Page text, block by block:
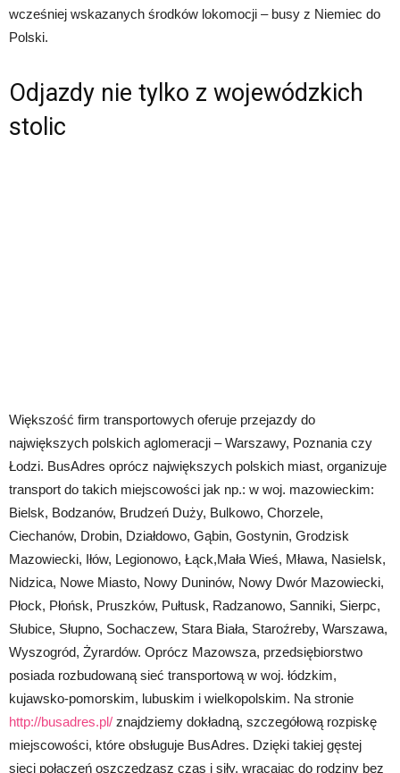
wcześniej wskazanych środków lokomocji – busy z Niemiec do
Polski.
Odjazdy nie tylko z wojewódzkich
stolic
Większość firm transportowych oferuje przejazdy do
największych polskich aglomeracji – Warszawy, Poznania czy
Łodzi. BusAdres oprócz największych polskich miast, organizuje
transport do takich miejscowości jak np.: w woj. mazowieckim:
Bielsk, Bodzanów, Brudzeń Duży, Bulkowo, Chorzele,
Ciechanów, Drobin, Działdowo, Gąbin, Gostynin, Grodzisk
Mazowiecki, Iłów, Legionowo, Łąck,Mała Wieś, Mława, Nasielsk,
Nidzica, Nowe Miasto, Nowy Duninów, Nowy Dwór Mazowiecki,
Płock, Płońsk, Pruszków, Pułtusk, Radzanowo, Sanniki, Sierpc,
Słubice, Słupno, Sochaczew, Stara Biała, Staroźreby, Warszawa,
Wyszogród, Żyrardów. Oprócz Mazowsza, przedsiębiorstwo
posiada rozbudowaną sieć transportową w woj. łódzkim,
kujawsko-pomorskim, lubuskim i wielkopolskim. Na stronie
http://busadres.pl/ znajdziemy dokładną, szczegółową rozpiskę
miejscowości, które obsługuje BusAdres. Dzięki takiej gęstej
sieci połączeń oszczędzasz czas i siły, wracając do rodziny bez